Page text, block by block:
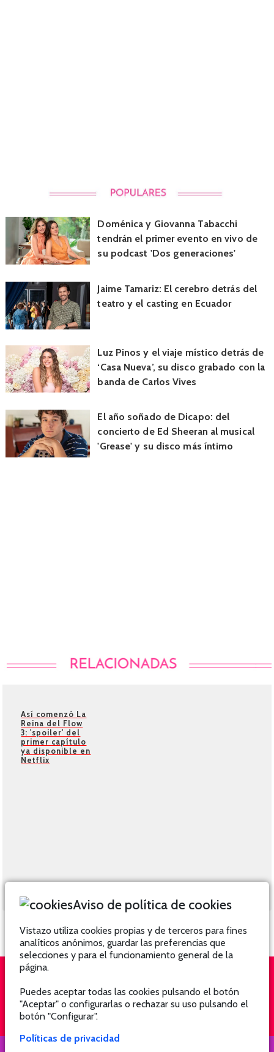
Doménica y Giovanna Tabacchi
tendrán el primer evento en vivo de
su podcast 'Dos generaciones'
Jaime Tamariz: El cerebro detrás del
teatro y el casting en Ecuador
Luz Pinos y el viaje místico detrás de
‘Casa Nueva’, su disco grabado con la
banda de Carlos Vives
El año soñado de Dicapo: del
concierto de Ed Sheeran al musical
'Grease' y su disco más íntimo
Así comenzó La
Reina del Flow
3: 'spoiler' del
primer capítulo
ya disponible en
Netflix
QUIÉNES SOMOS
Aviso de política de cookies
Vistazo utiliza cookies propias y de terceros para fines
analíticos anónimos, guardar las preferencias que
selecciones y para el funcionamiento general de la
página.
Puedes aceptar todas las cookies pulsando el botón
"Aceptar" o configurarlas o rechazar su uso pulsando el
botón "Configurar".
Políticas de privacidad